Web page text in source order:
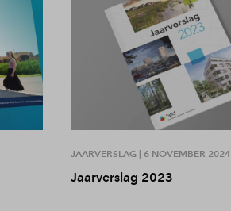
JAARVERSLAG | 6 NOVEMBER 2024
Jaarverslag 2023